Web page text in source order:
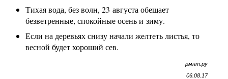
Тихая вода, без волн, 23 августа обещает
безветренные, спокойные осень и зиму.
Если на деревьях снизу начали желтеть листья, то
весной будет хороший сев.
рмнт.ру
06.08.17